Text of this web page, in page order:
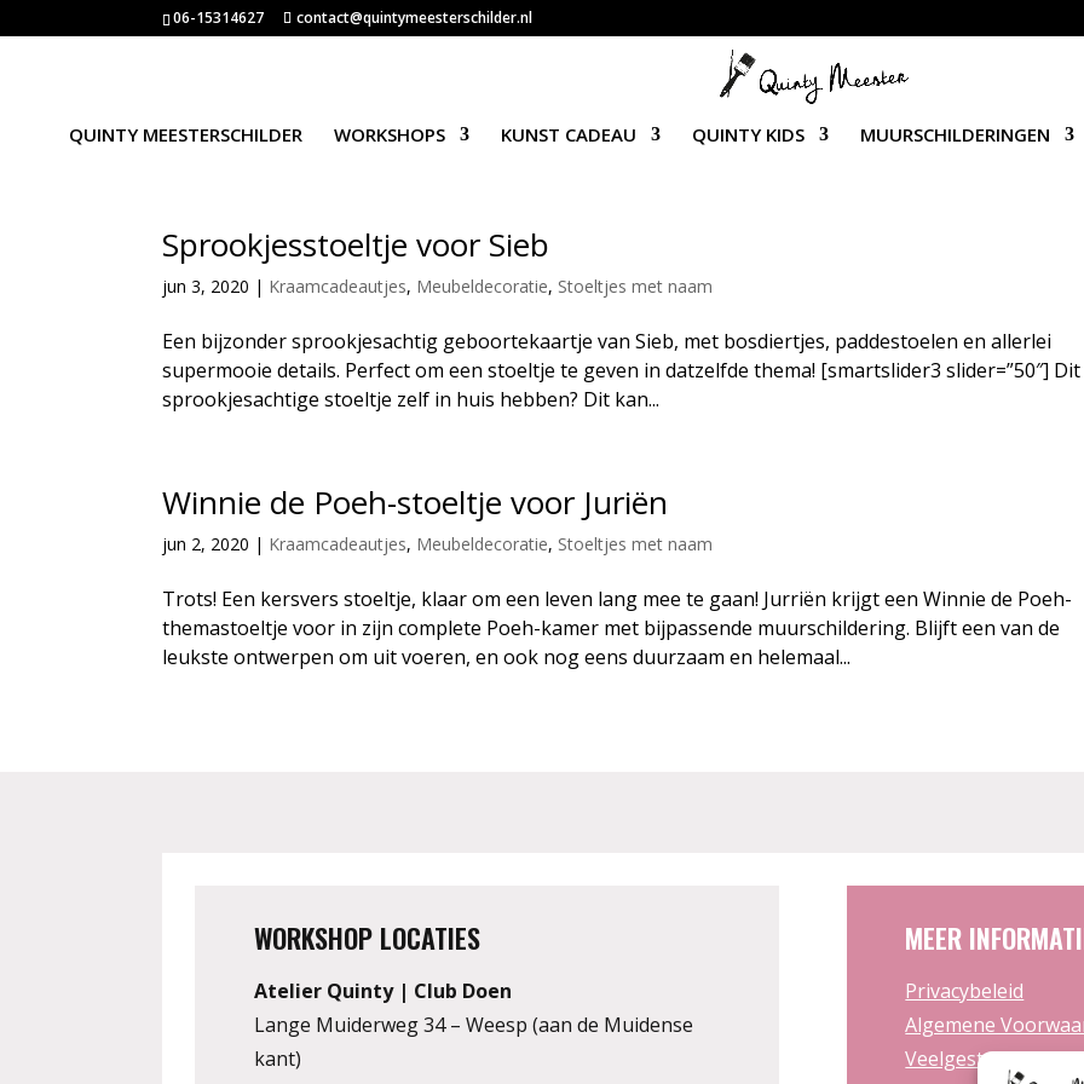
06-15314627 contact@quintymeesterschilder.nl
QUINTY MEESTERSCHILDER WORKSHOPS KUNST CADEAU QUINTY KIDS MUURSCHILDERINGEN
Sprookjesstoeltje voor Sieb
jun 3, 2020 | Kraamcadeautjes, Meubeldecoratie, Stoeltjes met naam
Een bijzonder sprookjesachtig geboortekaartje van Sieb, met bosdiertjes, paddestoelen en allerlei
supermooie details. Perfect om een stoeltje te geven in datzelfde thema! [smartslider3 slider=”50″] Dit
sprookjesachtige stoeltje zelf in huis hebben? Dit kan...
Winnie de Poeh-stoeltje voor Juriën
jun 2, 2020 | Kraamcadeautjes, Meubeldecoratie, Stoeltjes met naam
Trots! Een kersvers stoeltje, klaar om een leven lang mee te gaan! Jurriën krijgt een Winnie de Poeh-
themastoeltje voor in zijn complete Poeh-kamer met bijpassende muurschildering. Blijft een van de
leukste ontwerpen om uit voeren, en ook nog eens duurzaam en helemaal...
WORKSHOP LOCATIES
Atelier Quinty | Club Doen
Lange Muiderweg 34 – Weesp (aan de Muidense
kant)
MEER
Privacybeleid
Algemene
Veelgestelde